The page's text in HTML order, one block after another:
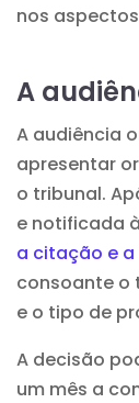
nos
A
A audiência
apresentar
o tribunal.
e notificada
a citação e
consoante o
e o tipo de
A decisão
um mês a